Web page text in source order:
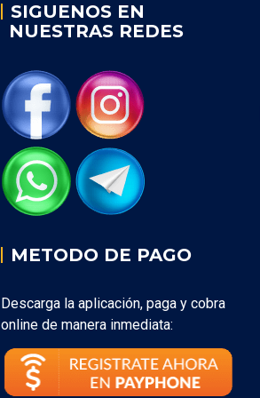
SIGUENOS EN
NUESTRAS REDES
METODO DE PAGO
Descarga la aplicación, paga y cobra
online de manera inmediata: